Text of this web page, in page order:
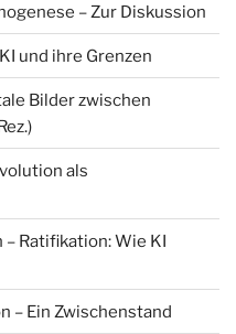
– Zur Diskussion
und ihre Grenzen
Bilder zwischen
als
Ratifikation: Wie KI
– Ein Zwischenstand